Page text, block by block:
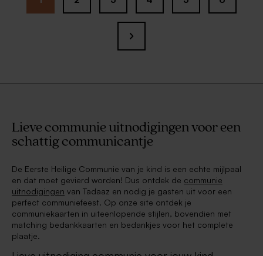
Lieve communie uitnodigingen voor een
schattig communicantje
De Eerste Heilige Communie van je kind is een echte mijlpaal
en dat moet gevierd worden! Dus ontdek de communie
uitnodigingen van Tadaaz en nodig je gasten uit voor een
perfect communiefeest. Op onze site ontdek je
communiekaarten in uiteenlopende stijlen, bovendien met
matching bedankkaarten en bedankjes voor het complete
plaatje.